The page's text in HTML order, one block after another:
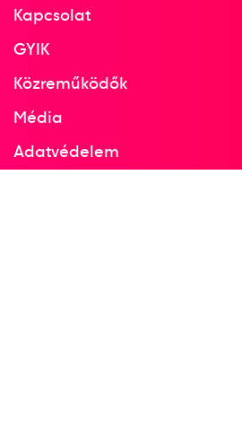
Kapcsolat
GYIK
Közreműködők
Média
Adatvédelem